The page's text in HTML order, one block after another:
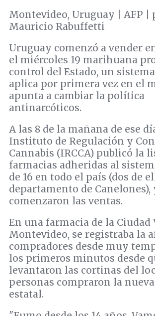
Montevideo, Uruguay | AFP |
Mauricio Rabuffetti
Uruguay comenzó a vender
el miércoles 19 marihuana
control del Estado, un
aplica por primera vez en el
apunta a cambiar la política
antinarcóticos.
A las 8 de la mañana de ese
Instituto de Regulación y
Cannabis (IRCCA) publicó la
farmacias adheridas al
de 16 en todo el país (dos de
departamento de Canelones),
comenzaron las ventas.
En una farmacia de la Ciudad
Montevideo, se registraba la
compradores desde muy
los primeros minutos desde
levantaron las cortinas del
personas compraron la
estatal.